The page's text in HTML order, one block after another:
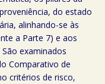
do estado
alinhando-se às
a Parte 7) e aos
examinados
Comparativo de
critérios de risco,